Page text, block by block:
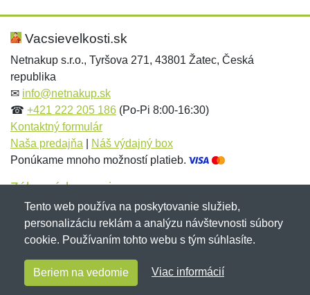
Hodnotenie:
Meno:*
E-mail:
Správa*
Meno:
E-mail:*
Správa*
Vacsievelkosti.sk
Netnakup s.r.o., Tyršova 271, 43801 Žatec, Česká
republika
✉ info@netnakup.sk
☎ +421 222 205 186 (Po-Pi 8:00-16:30)
Kontaktný formulár
Naša predajňa
Náš výdajný box
Ponúkame mnoho možností platieb.
Zákaznícky servis
Novinky emailom
Copyright © 2007-2026 (19 rokov s vami)Netnakup.sk
NetIQ. Všetky práva vyhradené.
Tento web používa na poskytovanie služieb,
personalizáciu reklám a analýzu návštevnosti súbory
cookie. Používaním tohto webu s tým súhlasíte.
Beriem na vedomie Viac informácií